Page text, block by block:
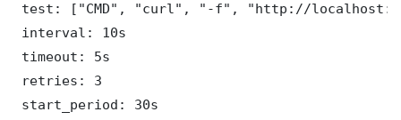
test: ["CMD", "curl", "-f", "http://
interval: 10s
timeout: 5s
retries: 3
start_period: 30s